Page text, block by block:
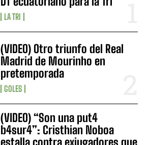
LA TRI
(VIDEO) Otro triunfo del Real
Madrid de Mourinho en
pretemporada
GOLES
(VIDEO) “Son una put4
b4sur4”: Cristhian Noboa